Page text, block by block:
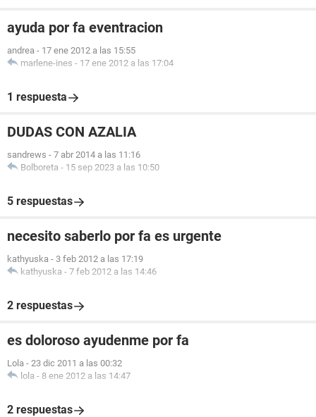
ayuda por fa eventracion
andrea - 17 ene 2012 a las 15:55
marlene-ines - 17 ene 2012 a las 17:04
1 respuesta
DUDAS CON AZALIA
sandrews - 7 abr 2014 a las 11:16
Bolboreta - 15 sep 2023 a las 10:50
5 respuestas
necesito saberlo por fa es urgente
kathyuska - 3 feb 2012 a las 17:19
kathyuska - 7 feb 2012 a las 14:46
2 respuestas
es doloroso ayudenme por fa
Lola - 23 dic 2011 a las 00:32
lola - 8 ene 2012 a las 14:47
2 respuestas